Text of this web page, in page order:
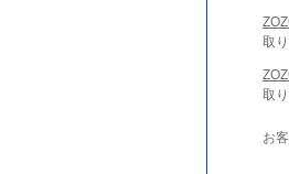
取
取
お